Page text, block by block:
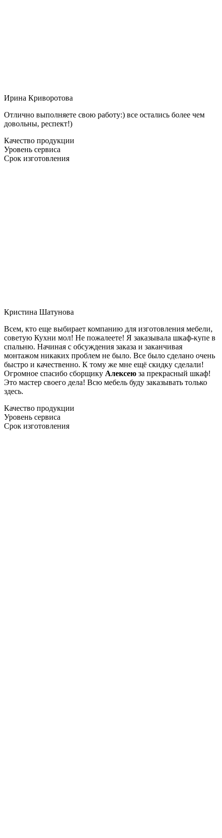
Ирина Криворотова
Отлично выполняете свою работу:) все остались более чем
довольны, респект!)
Качество продукции
Уровень сервиса
Срок изготовления
Кристина Шатунова
Всем, кто еще выбирает компанию для изготовления мебели,
советую Кухни мол! Не пожалеете! Я заказывала шкаф-купе в
спальню. Начиная с обсуждения заказа и заканчивая
монтажом никаких проблем не было. Все было сделано очень
быстро и качественно. К тому же мне ещё скидку сделали!
Огромное спасибо сборщику Алексею за прекрасный шкаф!
Это мастер своего дела! Всю мебель буду заказывать только
здесь.
Качество продукции
Уровень сервиса
Срок изготовления